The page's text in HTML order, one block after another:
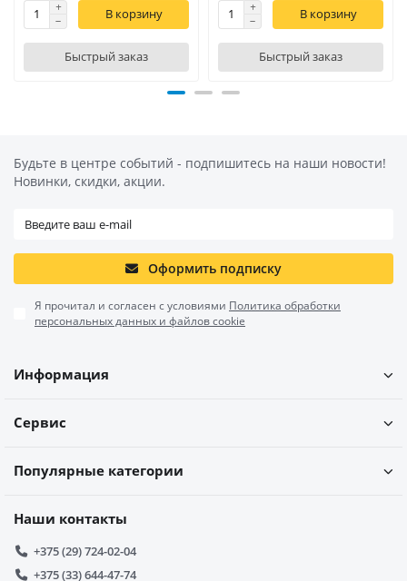
В корзину
Быстрый заказ
В корзину
Быстрый заказ
Будьте в центре событий - подпишитесь на наши новости!
Новинки, скидки, акции.
Оформить подписку
Я прочитал и согласен с условиями Политика обработки
персональных данных и файлов cookie
Информация
Сервис
Популярные категории
Наши контакты
+375 (29) 724-02-04
+375 (33) 644-47-74